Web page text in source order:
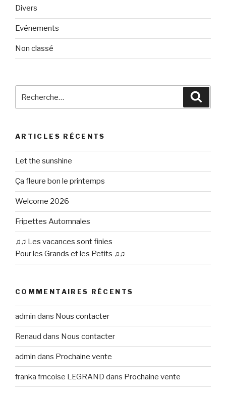
Divers
Evénements
Non classé
ARTICLES RÉCENTS
Let the sunshine
Ça fleure bon le printemps
Welcome 2026
Fripettes Automnales
♫♫ Les vacances sont finies
Pour les Grands et les Petits ♫♫
COMMENTAIRES RÉCENTS
admin dans Nous contacter
Renaud dans Nous contacter
admin dans Prochaine vente
franka frncoise LEGRAND dans Prochaine vente